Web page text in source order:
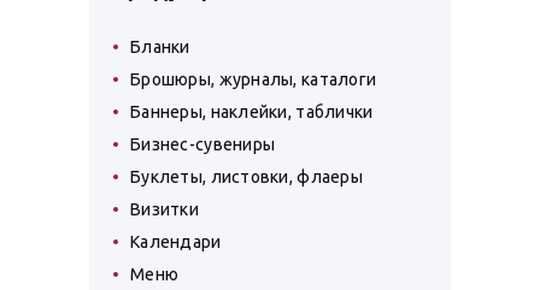
Бланки
Брошюры, журналы, каталоги
Баннеры, наклейки, таблички
Бизнес-сувениры
Буклеты, листовки, флаеры
Визитки
Календари
Меню